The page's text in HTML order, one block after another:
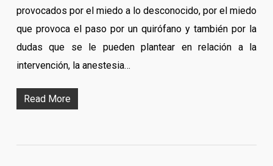
provocados por el miedo a lo desconocido, por el miedo
que provoca el paso por un quirófano y también por la
dudas que se le pueden plantear en relación a la
intervención, la anestesia…
Read More